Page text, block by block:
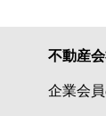
不動産
企業会